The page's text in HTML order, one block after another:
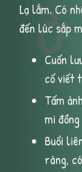
Ờ
Lạ lắm. Có
đến lúc sắp
Cuốn
cố viết
Tấm
mi
Buổi
ràng,